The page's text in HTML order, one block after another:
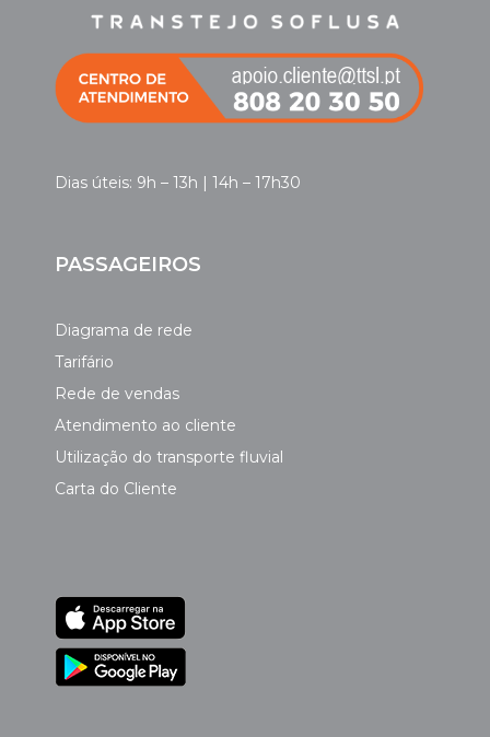
Dias úteis: 9h – 13h | 14h – 17h30
PASSAGEIROS
Diagrama de rede
Tarifário
Rede de vendas
Atendimento ao cliente
Utilização do transporte fluvial
Carta do Cliente